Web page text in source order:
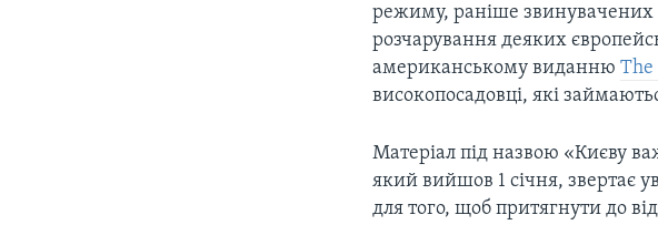
режиму, раніше звинувачених
розчарування деяких
американському виданнюThe
високопосадовці, які
Матеріал під назвою «Києву
який вийшов 1 січня, звертає
для того, щоб притягнути до